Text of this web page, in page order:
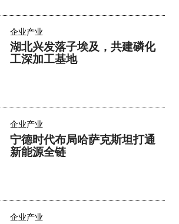
企业产业
湖北兴发落子埃及，共建磷化
工深加工基地
企业产业
宁德时代布局哈萨克斯坦打通
新能源全链
企业产业